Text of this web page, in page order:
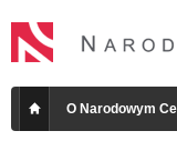
O Narodowym